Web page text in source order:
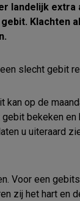
landelijk
slecht gebit
op de
bekeken
u uiteraard
Voor een
zij het hart en